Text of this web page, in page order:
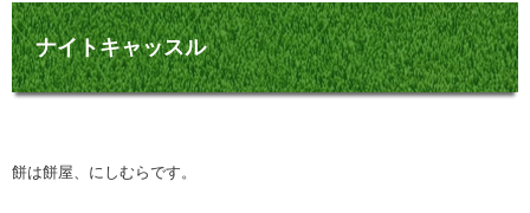
ナイトキャッスル
餅は餅屋、にしむらです。